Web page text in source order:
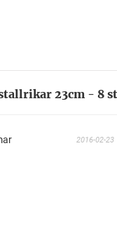
23cm - 8 st
2016-02-23